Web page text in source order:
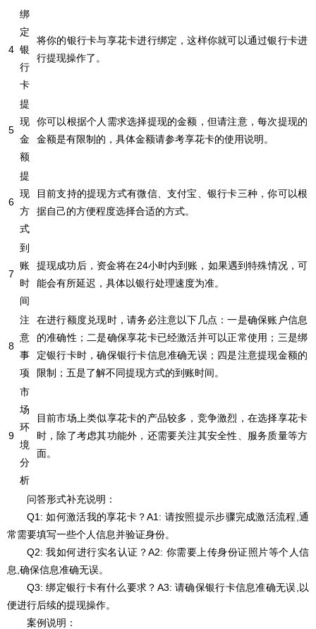
4
绑
定
银
行
卡
将你的银行卡与享花卡进行绑定，这样你就可以通过银行卡进
行提现操作了。
5
提
现
金
额
你可以根据个人需求选择提现的金额，但请注意，每次提现的
金额是有限制的，具体金额请参考享花卡的使用说明。
6
提
现
方
式
目前支持的提现方式有微信、支付宝、银行卡三种，你可以根
据自己的方便程度选择合适的方式。
7
到
账
时
间
提现成功后，资金将在24小时内到账，如果遇到特殊情况，可
能会有所延迟，具体以银行处理速度为准。
8
注
意
事
项
在进行额度兑现时，请务必注意以下几点：一是确保账户信息
的准确性；二是确保享花卡已经激活并可以正常使用；三是绑
定银行卡时，确保银行卡信息准确无误；四是注意提现金额的
限制；五是了解不同提现方式的到账时间。
9
市
场
环
境
分
析
目前市场上类似享花卡的产品较多，竞争激烈，在选择享花卡
时，除了考虑其功能外，还需要关注其安全性、服务质量等方
面。
问答形式补充说明：
Q1: 如何激活我的享花卡？A1: 请按照提示步骤完成激活流程,通
常需要填写一些个人信息并验证身份。
Q2: 我如何进行实名认证？A2: 你需要上传身份证照片等个人信
息,确保信息准确无误。
Q3: 绑定银行卡有什么要求？A3: 请确保银行卡信息准确无误,以
便进行后续的提现操作。
案例说明：